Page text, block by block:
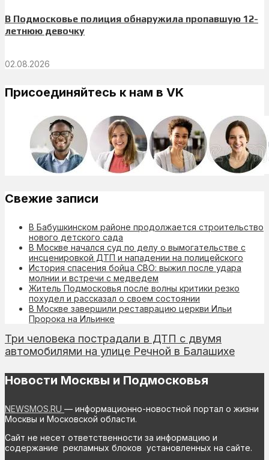
В Подмосковье полиция обнаружила пропавшую 12-
летнюю девочку
02.08.2026
Присоединяйтесь к нам в VK
Свежие записи
В Бабушкинском районе продолжается строительство
нового детского сада
В Москве начался суд по делу о вымогательстве с
инсценировкой ДТП и нападении на полицейского
История спасения бойца СВО: выжил после удара
молнии и встречи с медведем
Житель Подмосковья после волны критики резко
похудел и рассказал о своем состоянии
В Москве завершили реставрацию церкви Ильи
Пророка на Ильинке
Три человека пострадали в ДТП с двумя
автомобилями на улице Речной в Балашихе
Новости Москвы и Подмосковья
NEWSMOS.RU — информационно-новостной портал о жизни
Москвы и Московской области.
Сайт не несет ответственности за информацию и
содержание рекламных блоков установленных на сайте.